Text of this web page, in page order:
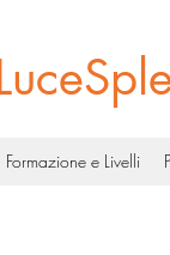
Formazione e Livelli